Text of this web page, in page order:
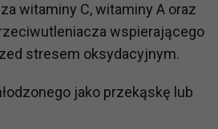
witaminy C, witaminy A oraz
wspierającego
stresem oksydacyjnym.
jako przekąskę lub